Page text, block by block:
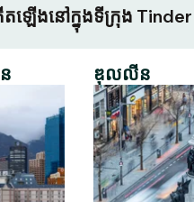
តឡើងនៅក្នុងទីក្រុង Tinder
ឌុលលីន